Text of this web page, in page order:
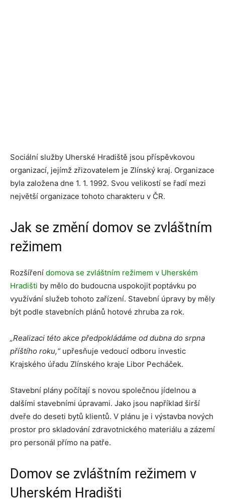
Sociální služby Uherské Hradiště jsou příspěvkovou
organizací, jejímž zřizovatelem je Zlínský kraj. Organizace
byla založena dne 1. 1. 1992. Svou velikostí se řadí mezi
největší organizace tohoto charakteru v ČR.
Jak se změní domov se zvláštním
režimem
Rozšíření domova se zvláštním režimem v Uherském
Hradišti by mělo do budoucna uspokojit poptávku po
využívání služeb tohoto zařízení. Stavební úpravy by měly
být podle stavebních plánů hotové zhruba za rok.
„Realizaci této akce předpokládáme od dubna do srpna
příštího roku,“ upřesňuje vedoucí odboru investic
Krajského úřadu Zlínského kraje Libor Pecháček.
Stavební plány počítají s novou společnou jídelnou a
dalšími stavebními úpravami. Jako jsou například širší
dveře do deseti bytů klientů. V plánu je i výstavba nových
prostor pro skladování zdravotnického materiálu a zázemí
pro personál přímo na patře.
Domov se zvláštním režimem v
Uherském Hradišti